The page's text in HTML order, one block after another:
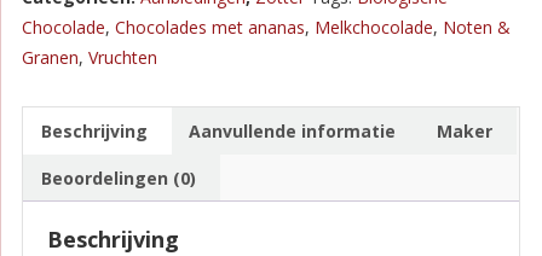
met
Cashew
-
03-
Chocolade, Chocolades met ananas, Melkchocolade, Noten &
Granen, Vruchten
Beschrijving Aanvullende informatie Maker
Beoordelingen (0)
Beschrijving